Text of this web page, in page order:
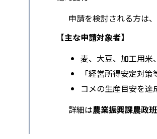
申請を検討される方は
【主な申請対象者】
麦、大豆、加工用米
「経営所得安定対
コメの生産目安を達
詳細は農業振興課農政班